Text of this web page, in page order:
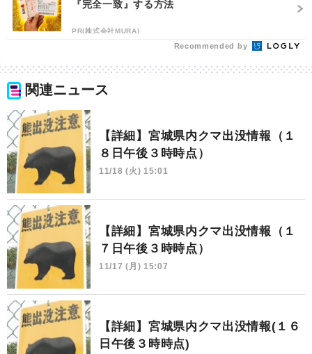
『完全一致』する方法
PR(株式会社MURA)
Recommended by
関連ニュース
【詳細】宮城県内クマ出没情報（１
８日午後３時時点）
11/18 (火) 15:01
【詳細】宮城県内クマ出没情報（１
７日午後３時時点）
11/17 (月) 15:07
【詳細】宮城県内クマ出没情報(１６
日午後３時時点)